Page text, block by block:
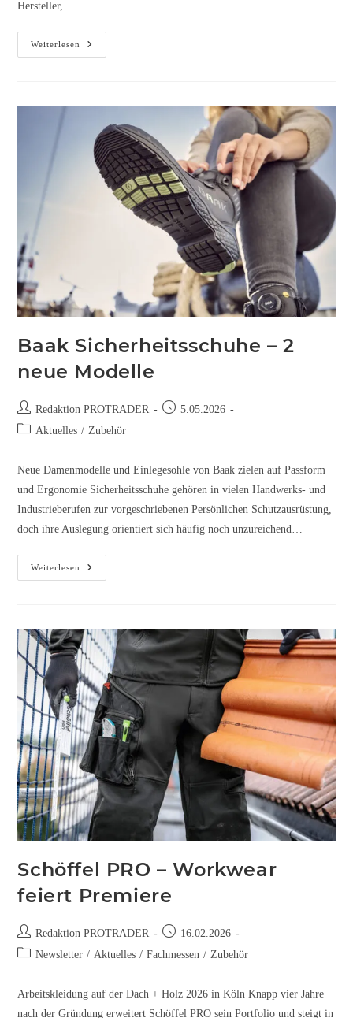
Hersteller,…
Weiterlesen
Baak Sicherheitsschuhe – 2
neue Modelle
Redaktion PROTRADER
5.05.2026
Aktuelles / Zubehör
Neue Damenmodelle und Einlegesohle von Baak zielen auf Passform
und Ergonomie Sicherheitsschuhe gehören in vielen Handwerks- und
Industrieberufen zur vorgeschriebenen Persönlichen Schutzausrüstung,
doch ihre Auslegung orientiert sich häufig noch unzureichend…
Weiterlesen
Schöffel PRO – Workwear
feiert Premiere
Redaktion PROTRADER
16.02.2026
Newsletter / Aktuelles / Fachmessen / Zubehör
Arbeitskleidung auf der Dach + Holz 2026 in Köln Knapp vier Jahre
nach der Gründung erweitert Schöffel PRO sein Portfolio und steigt in